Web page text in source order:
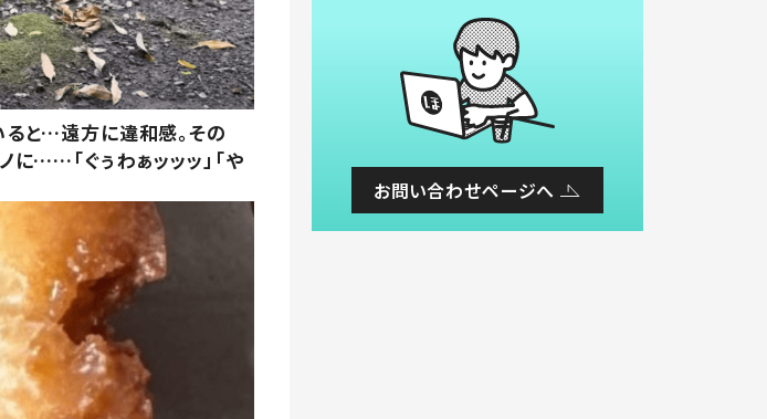
と…遠方に違和感。その
に……「ぐぅわぁッッッ」「や
お問い合わせページへ